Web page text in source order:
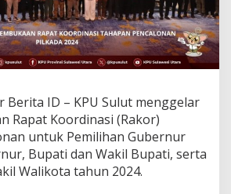
k
a
d
a
,
P
U
S
u
l
u
t
Berita ID – KPU Sulut menggelar
Rapat Koordinasi (Rakor)
untuk Pemilihan Gubernur
Bupati dan Wakil Bupati, serta
Walikota tahun 2024.